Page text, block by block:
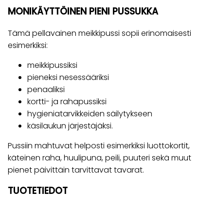
MONIKÄYTTÖINEN PIENI PUSSUKKA
Tämä pellavainen meikkipussi sopii erinomaisesti
esimerkiksi:
meikkipussiksi
pieneksi nesessääriksi
penaaliksi
kortti- ja rahapussiksi
hygieniatarvikkeiden säilytykseen
käsilaukun järjestäjäksi.
Pussiin mahtuvat helposti esimerkiksi luottokortit,
käteinen raha, huulipuna, peili, puuteri sekä muut
pienet päivittäin tarvittavat tavarat.
TUOTETIEDOT